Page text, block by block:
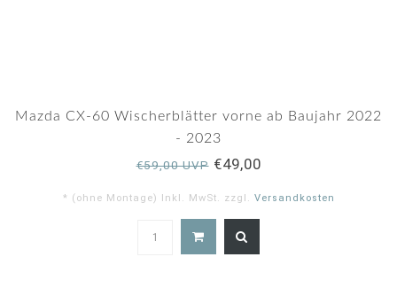
Mazda CX-60 Wischerblätter vorne ab Baujahr 2022
- 2023
€59,00 UVP€49,00
* (ohne Montage) Inkl. MwSt. zzgl. Versandkosten